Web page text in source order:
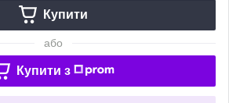
Купити
або
Купити з